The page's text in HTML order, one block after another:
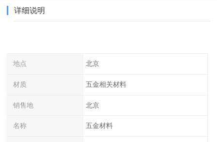
详细说明
地点 北京
材质 五金相关材料
销售地 北京
名称 五金材料